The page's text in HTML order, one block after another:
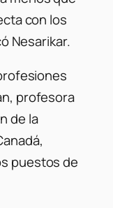
con los
Nesarikar.
profesora
de la
puestos de